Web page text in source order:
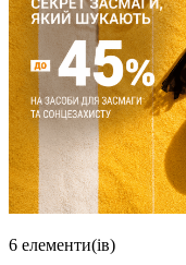
6 елементи(ів)